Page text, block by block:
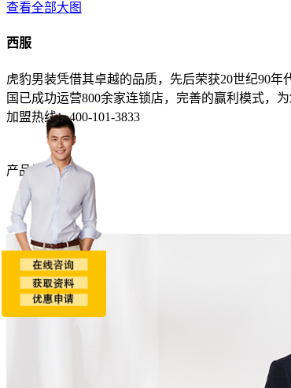
查看全部大图
西服
虎豹男装凭借其卓越的品质，先后荣获20世纪90年
国已成功运营800余家连锁店，完善的赢利模式，
加盟热线：400-101-3833
产品详情